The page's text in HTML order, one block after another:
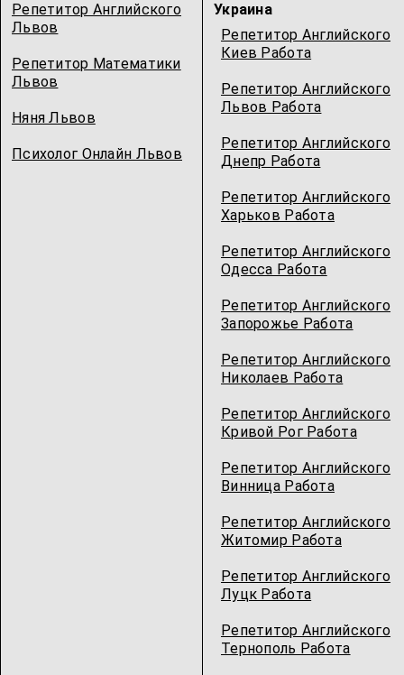
Репетитор Английского
Львов
Репетитор Математики
Львов
Няня Львов
Психолог Онлайн Львов
Украина
Репетитор Английского
Киев Работа
Репетитор Английского
Львов Работа
Репетитор Английского
Днепр Работа
Репетитор Английского
Харьков Работа
Репетитор Английского
Одесcа Работа
Репетитор Английского
Запорожье Работа
Репетитор Английского
Николаев Работа
Репетитор Английского
Кривой Рог Работа
Репетитор Английского
Винница Работа
Репетитор Английского
Житомир Работа
Репетитор Английского
Луцк Работа
Репетитор Английского
Тернополь Работа